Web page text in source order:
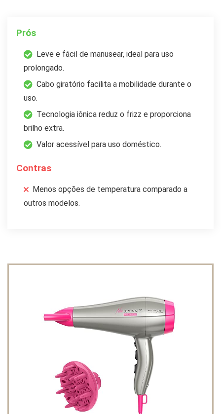
Prós
Leve e fácil de manusear, ideal para uso
prolongado.
Cabo giratório facilita a mobilidade durante o
uso.
Tecnologia iônica reduz o frizz e proporciona
brilho extra.
Valor acessível para uso doméstico.
Contras
Menos opções de temperatura comparado a
outros modelos.